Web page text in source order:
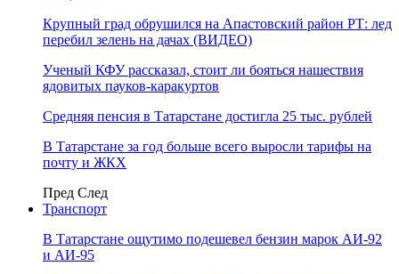
Крупный град обрушился на Апастовский район РТ: лед
перебил зелень на дачах (ВИДЕО)
Ученый КФУ рассказал, стоит ли бояться нашествия
ядовитых пауков-каракуртов
Средняя пенсия в Татарстане достигла 25 тыс. рублей
В Татарстане за год больше всего выросли тарифы на
почту и ЖКХ
Пред След
Транспорт
В Татарстане ощутимо подешевел бензин марок АИ-92
и АИ-95